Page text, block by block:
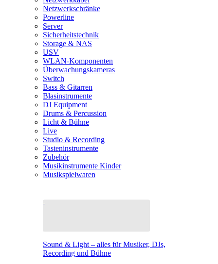
Netzwerkschränke
Powerline
Server
Sicherheitstechnik
Storage & NAS
USV
WLAN-Komponenten
Überwachungskameras
Switch
Bass & Gitarren
Blasinstrumente
DJ Equipment
Drums & Percussion
Licht & Bühne
Live
Studio & Recording
Tasteninstrumente
Zubehör
Musikinstrumente Kinder
Musikspielwaren
Sound & Light – alles für Musiker, DJs,
Recording und Bühne